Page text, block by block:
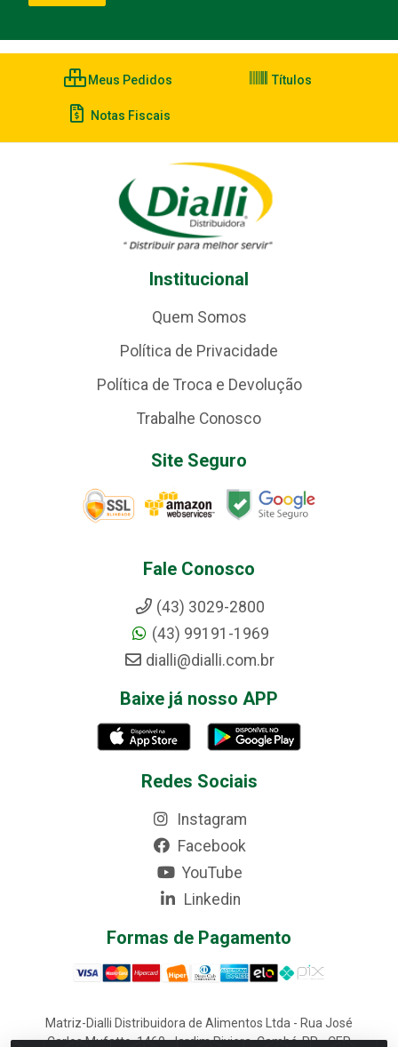
Meus Pedidos Títulos
Notas Fiscais
Institucional
Quem Somos
Política de Privacidade
Política de Troca e Devolução
Trabalhe Conosco
Site Seguro
Fale Conosco
(43) 3029-2800
(43) 99191-1969
dialli@dialli.com.br
Baixe já nosso APP
Redes Sociais
Instagram
Facebook
YouTube
Linkedin
Formas de Pagamento
Matriz-Dialli Distribuidora de Alimentos Ltda - Rua José
Carlos Mufatto, 1460, Jardim Riviera, Cambé-PR - CEP